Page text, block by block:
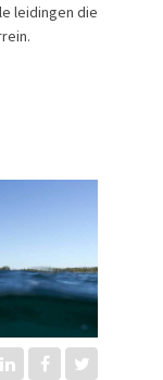
leidingen die